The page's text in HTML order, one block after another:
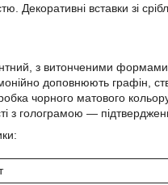
Декоративні вставки зі
з витонченими формами,
доповнюють графін,
чорного матового
з голограмою —